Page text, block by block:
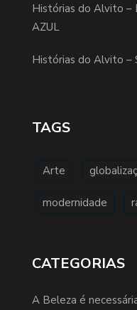
Histórias do Alvito –
AZUL
Histórias do Alvito –
TAGS
Arte
modernidade
CATEGORIAS
A Beleza é